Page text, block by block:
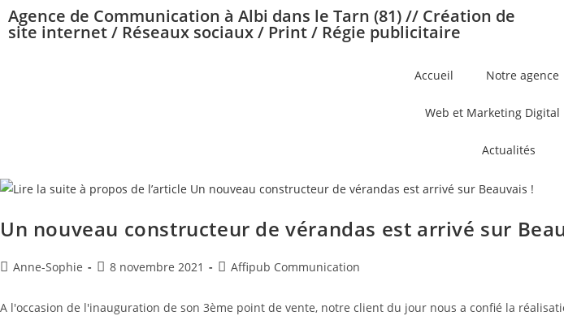
Agence de Communication à Albi dans le Tarn (81) // Création de
site internet / Réseaux sociaux / Print / Régie publicitaire
Accueil Notre agence
Web et Marketing Digital
Actualités
Un nouveau constructeur de vérandas est arrivé sur
Anne-Sophie 8 novembre 2021 Affipub Communication
A l'occasion de l'inauguration de son 3ème point de vente, notre client du jour nous a confié la